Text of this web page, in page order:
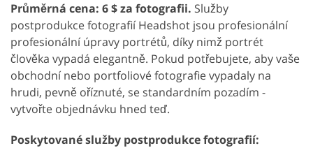
Průměrná cena: 6 $ za fotografii. Služby
postprodukce fotografií Headshot jsou profesionální
profesionální úpravy portrétů, díky nimž portrét
člověka vypadá elegantně. Pokud potřebujete, aby vaše
obchodní nebo portfoliové fotografie vypadaly na
hrudi, pevně oříznuté, se standardním pozadím -
vytvořte objednávku hned teď.
Poskytované služby postprodukce fotografií: